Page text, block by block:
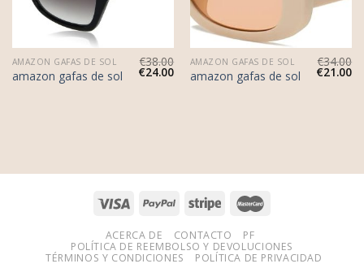
AMAZON GAFAS DE SOL
amazon gafas de sol
€38.00
€24.00
AMAZON GAFAS DE SOL
amazon gafas de sol
€34.00
€21.00
ACERCA DE CONTACTO
PF
POLÍTICA DE REEMBOLSO Y DEVOLUCIONES
TÉRMINOS Y CONDICIONES
POLÍTICA DE PRIVACIDAD